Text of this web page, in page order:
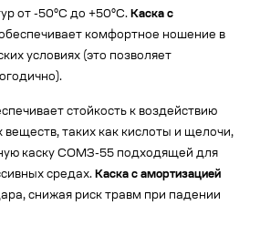
от -50°C до +50°C. Каска с
комфортное ношение в
условиях (это позволяет
стойкость к воздействию
веществ, таких как кислоты и щелочи,
каску СОМЗ-55 подходящей для
средах. Каска с амортизацией
снижая риск травм при падении